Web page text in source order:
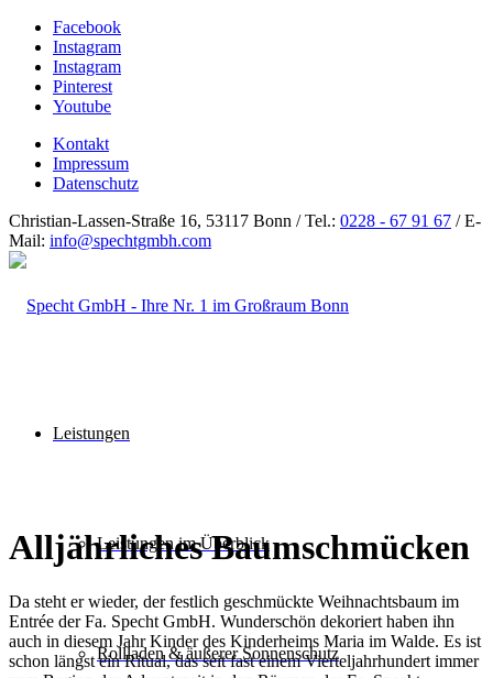
Facebook
Instagram
Instagram
Pinterest
Youtube
Kontakt
Impressum
Datenschutz
Christian-Lassen-Straße 16, 53117 Bonn / Tel.: 0228 - 67 91 67 / E-
Mail: info@spechtgmbh.com
Leistungen
Leistungen im Überblick
Rollladen & äußerer Sonnenschutz
Alljährliches Baumschmücken
Da steht er wieder, der festlich geschmückte Weihnachtsbaum im
Entrée der Fa. Specht GmbH. Wunderschön dekoriert haben ihn
auch in diesem Jahr Kinder des Kinderheims Maria im Walde. Es ist
schon längst ein Ritual, das seit fast einem Vierteljahrhundert immer